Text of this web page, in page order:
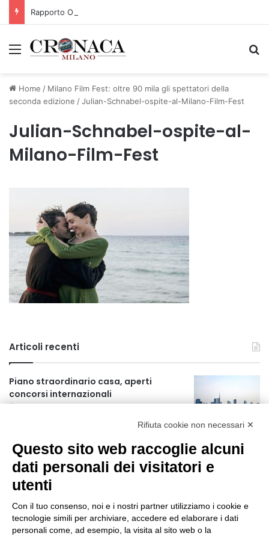
Rapporto OsMed 2025 sull’uso dei farmaci in Italia
Menu
Home / Milano Film Fest: oltre 90 mila gli spettatori della
seconda edizione /Julian-Schnabel-ospite-al-Milano-Film-Fest
Julian-Schnabel-ospite-al-
Milano-Film-Fest
Articoli recenti
Piano straordinario casa, aperti
concorsi internazionali
farmaci in Italia
3 ore fa
Un nuovo modello di IA stima il volume
dei ghiacciai del pianeta
4 ore fa
Rifiuta cookie non necessari ✕
Questo sito web raccoglie alcuni
dati personali dei visitatori e
utenti
Con il tuo consenso, noi e i nostri partner utilizziamo i cookie e
tecnologie simili per archiviare, accedere ed elaborare i dati
personali come, ad esempio, la visita al sito web o la